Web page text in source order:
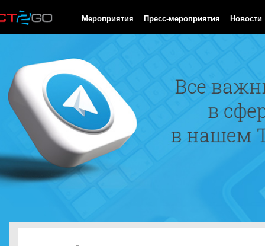
Мероприятия Пресс-мероприятия Новости